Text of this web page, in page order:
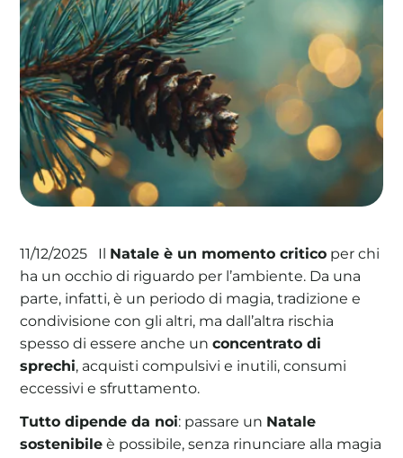
La tua cooperativa energetica sostenibile
Area Soci
Aderisci a WeForGreen
11/12/2025 Il Natale è un momento critico per chi
ha un occhio di riguardo per l’ambiente. Da una
parte, infatti, è un periodo di magia, tradizione e
condivisione con gli altri, ma dall’altra rischia
spesso di essere anche unconcentrato di
sprechi, acquisti compulsivi e inutili, consumi
eccessivi e sfruttamento.
Tutto dipende da noi: passare un Natale
sostenibile è possibile, senza rinunciare alla magia